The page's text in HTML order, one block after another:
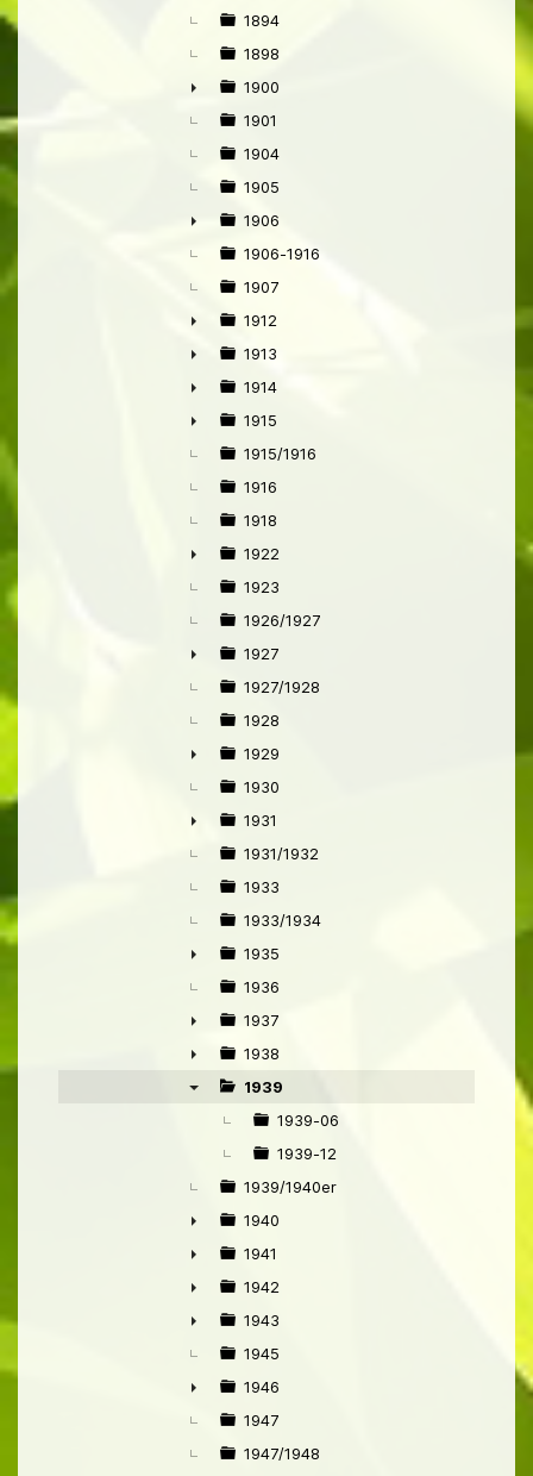
1894
1898
►
1900
1901
1904
1905
►
1906
1906-1916
1907
►
1912
►
1913
►
1914
►
1915
1915/1916
1916
1918
►
1922
1923
1926/1927
►
1927
1927/1928
1928
►
1929
1930
►
1931
1931/1932
1933
1933/1934
►
1935
1936
►
1937
►
1938
1939
1939-06
1939-12
1939/1940er
►
1940
►
1941
►
1942
►
1943
1945
►
1946
1947
1947/1948